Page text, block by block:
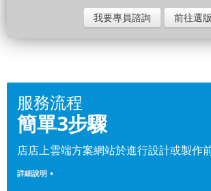
我要專員諮詢 前往選版
服務流程
簡單3步驟
店店上雲端方案網站於進行設計或製作
詳細說明 +